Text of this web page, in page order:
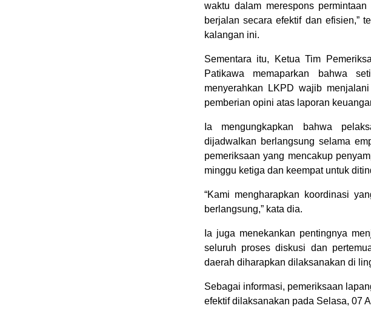
waktu dalam merespons
berjalan secara efektif dan efisien,”
kalangan ini.
Sementara itu, Ketua Tim
Patikawa memaparkan bahwa
menyerahkan LKPD wajib
pemberian opini atas laporan
Ia mengungkapkan bahwa
dijadwalkan berlangsung selama
pemeriksaan yang mencakup
minggu ketiga dan keempat untuk
“Kami mengharapkan koordinasi
berlangsung,” kata dia.
Ia juga menekankan pentingnya
seluruh proses diskusi dan
daerah diharapkan dilaksanakan di
Sebagai informasi, pemeriksaan
efektif dilaksanakan pada Selasa, 07